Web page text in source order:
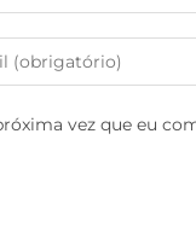
vez que eu